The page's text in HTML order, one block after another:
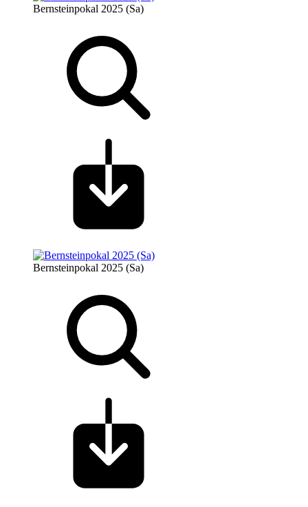
Bernsteinpokal 2025 (Sa)
Bernsteinpokal 2025 (Sa)